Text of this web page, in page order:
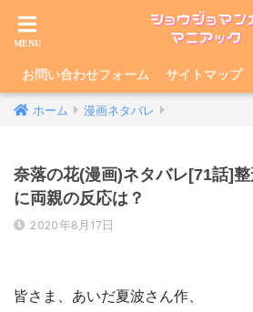
お問い合わせフォーム サイトマップ
ホーム 漫画ネタバレ
奈落の花(漫画)ネタバレ[71話]
に両親の反応は？
2020年8月17日
皆さま、あいだ夏波さん作、